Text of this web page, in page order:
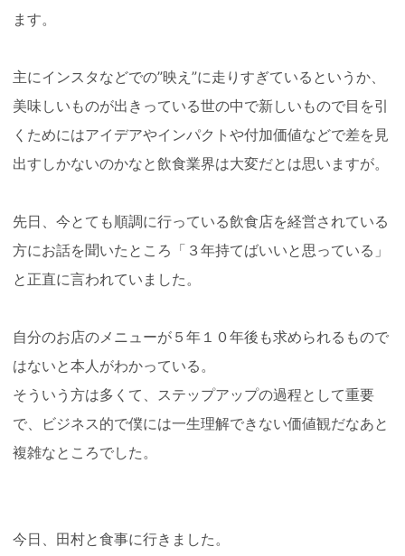
ます。
主にインスタなどでの”映え”に走りすぎているというか、
美味しいものが出きっている世の中で新しいもので目を引
くためにはアイデアやインパクトや付加価値などで差を見
出すしかないのかなと飲食業界は大変だとは思いますが。
先日、今とても順調に行っている飲食店を経営されている
方にお話を聞いたところ「３年持てばいいと思っている」
と正直に言われていました。
自分のお店のメニューが５年１０年後も求められるもので
はないと本人がわかっている。
そういう方は多くて、ステップアップの過程として重要
で、ビジネス的で僕には一生理解できない価値観だなあと
複雑なところでした。
今日、田村と食事に行きました。